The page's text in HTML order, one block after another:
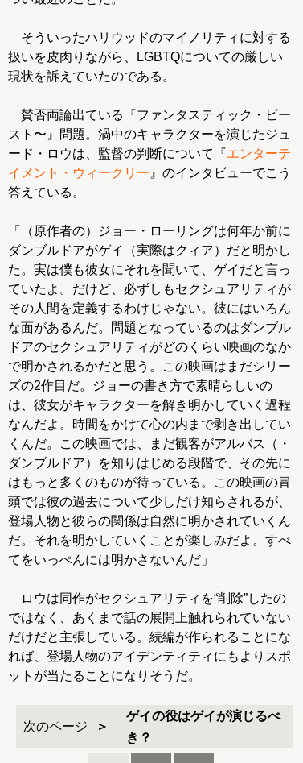
そういったハリウッドのマイノリティに対する
扱いを皮肉りながら、LGBTQについての厳しい
現状を訴えていたのである。
賛否両論出ている『ファンタスティック・ビー
スト〜』問題。渦中のキャラクターを演じたジュ
ード・ロウは、監督の判断について『エンターテ
イメント・ウィークリー 』のインタビューでこう
答えている。
「（原作者の）ジョー・ローリングは何年か前に
ダンブルドアがゲイ（実際はクィア）だと明かし
た。実は僕も彼女にそれを聞いて、ゲイだと言っ
ていたよ。だけど、必ずしもセクシュアリティが
その人間を定義するわけじゃない。彼にはいろん
な面があるんだ。問題となっているのはダンブル
ドアのセクシュアリティがどのくらい映画のなか
で明かされるかだと思う。この映画はまだシリー
ズの2作目だ。ジョーの書き方で素晴らしいの
は、彼女がキャラクターを解き明かしていく過程
なんだよ。時間をかけて心の内まで剥き出してい
くんだ。この映画では、まだ観客がアルバス（・
ダンブルドア）を知りはじめる段階で、その先に
はもっと多くのものが待っている。この映画の冒
頭では彼の過去について少しだけ知らされるが、
登場人物と彼らの関係は自然に明かされていくん
だ。それを明かしていくことが楽しみだよ。すべ
てをいっぺんには明かさないんだ」
ロウは同作がセクシュアリティを“削除”したの
ではなく、あくまで話の展開上触れられていない
だけだと主張している。続編が作られることにな
れば、登場人物のアイデンティティにもよりスポ
ットが当たることになりそうだ。
次のページ
ゲイの役はゲイが演じるべ
き？